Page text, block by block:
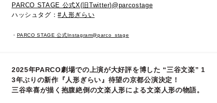
PARCO STAGE 公式X(旧Twitter)@parcostage
ハッシュタグ：#人形ぎらい
・ PARCO STAGE 公式Instagram@parco_stage
2025年PARCO劇場での上演が大好評を博した “三谷文楽” 1
3年ぶりの新作『人形ぎらい』待望の京都公演決定！
三谷幸喜が描く抱腹絶倒の文楽人形による文楽人形の物語。